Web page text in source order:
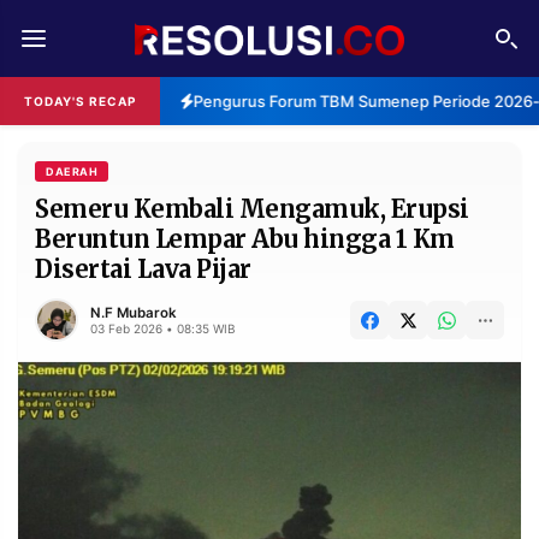
TODAY'S RECAP Pengurus Forum TBM Sumenep Periode
REDAKSI TENTANG
RESOLUSI IKLAN
RUBRIKASI
EDITORIAL AKSARA
FINANSIA PERSONA
DAERAH NASIONAL
MANCA
DAERAH
Semeru Kembali Mengamuk, Erupsi
Beruntun Lempar Abu hingga 1 Km
Disertai Lava Pijar
N.F Mubarok
03 Feb 2026 • 08:35 WIB